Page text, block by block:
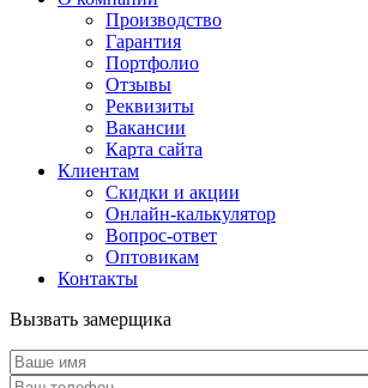
Производство
Гарантия
Портфолио
Отзывы
Реквизиты
Вакансии
Карта сайта
Клиентам
Скидки и акции
Онлайн-калькулятор
Вопрос-ответ
Оптовикам
Контакты
Вызвать замерщика